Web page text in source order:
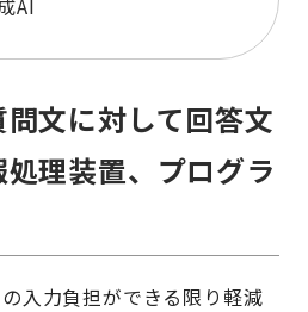
文に対して回答文
理装置、プログラ
入力負担ができる限り軽減